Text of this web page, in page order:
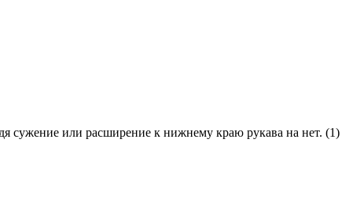
сужение или расширение к нижнему краю рукава на нет. (1)